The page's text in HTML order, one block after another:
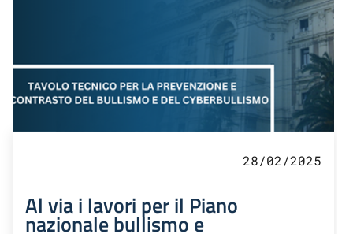
28/02/2025
Al via i lavori per il Piano
nazionale bullismo e